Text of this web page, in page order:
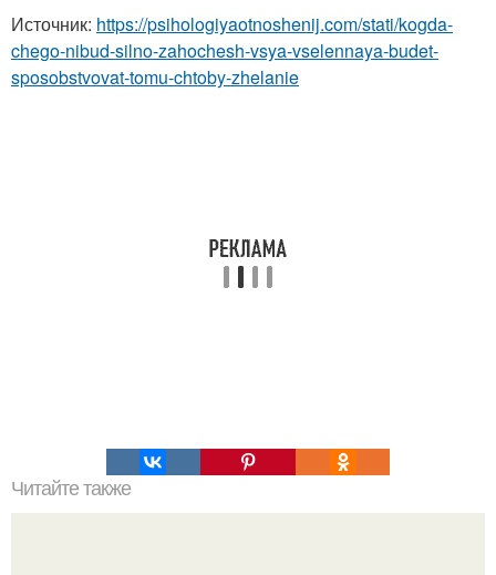
Источник: https://psihologiyaotnoshenij.com/stati/kogda-
chego-nibud-silno-zahochesh-vsya-vselennaya-budet-
sposobstvovat-tomu-chtoby-zhelanie
Читайте также